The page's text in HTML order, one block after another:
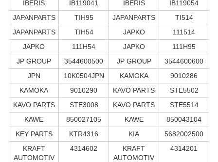
IBERIS IB119041 IBERIS
IB119054
JAPANPARTS
TIH95 JAPANPARTS
TI514
JAPANPARTS
TIH54 JAPKO
111514
JAPKO
111H54 JAPKO
111H95
JP GROUP
3544600500 JP GROUP
3544600600
JPN
10K0504JPN KAMOKA
9010286
KAMOKA
9010290 KAVO PARTS
STE5502
KAVO PARTS
STE3008 KAVO PARTS
STE5514
KAWE
850027105 KAWE
850043104
KEY PARTS
KTR4316 KIA
5682002500
KRAFT
AUTOMOTIV
4314602
KRAFT
AUTOMOTIV
4314201